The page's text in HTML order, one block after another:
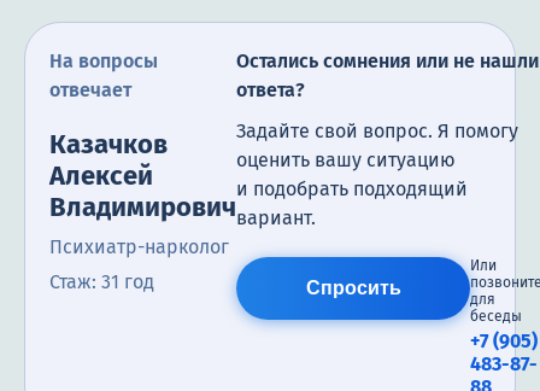
На вопросы
отвечает
Казачков
Алексей
Владимирович
Психиатр-нарколог
Стаж: 31 год
Остались сомнения или не нашли
ответа?
Задайте свой вопрос. Я помогу
оценить вашу ситуацию
и подобрать подходящий
вариант.
Спросить
Или
для
беседы
+7 (905)
483-87-